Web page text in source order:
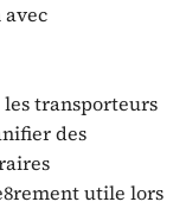
avec
les transporteurs
des
utile lors